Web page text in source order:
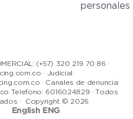
personales
(+57) 320 219 70 86 ·
· Judicial:
· Canales de denuncia:
Telefono: 6016024829 · Todos
· Copyright © 2026
English ENG